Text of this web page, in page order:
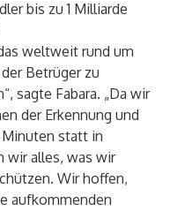
bis zu 1 Milliarde
weltweit rund um
Betrüger zu
sagte Fabara. „Da wir
der Erkennung und
statt in
wir alles, was wir
Wir hoffen,
aufkommenden